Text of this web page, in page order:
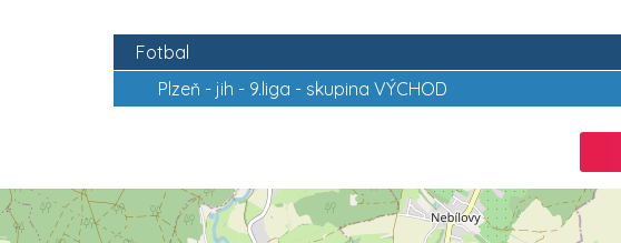
Fotbal
Plzeň - jih - 9.liga - skupina VÝCHOD